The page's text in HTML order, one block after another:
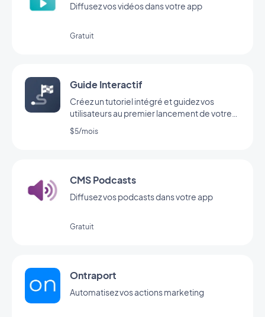
Diffusez vos vidéos dans votre app
Gratuit
Guide Interactif
Créez un tutoriel intégré et guidez vos
utilisateurs au premier lancement de votre
app
$5/mois
CMS Podcasts
Diffusez vos podcasts dans votre app
Gratuit
Ontraport
Automatisez vos actions marketing